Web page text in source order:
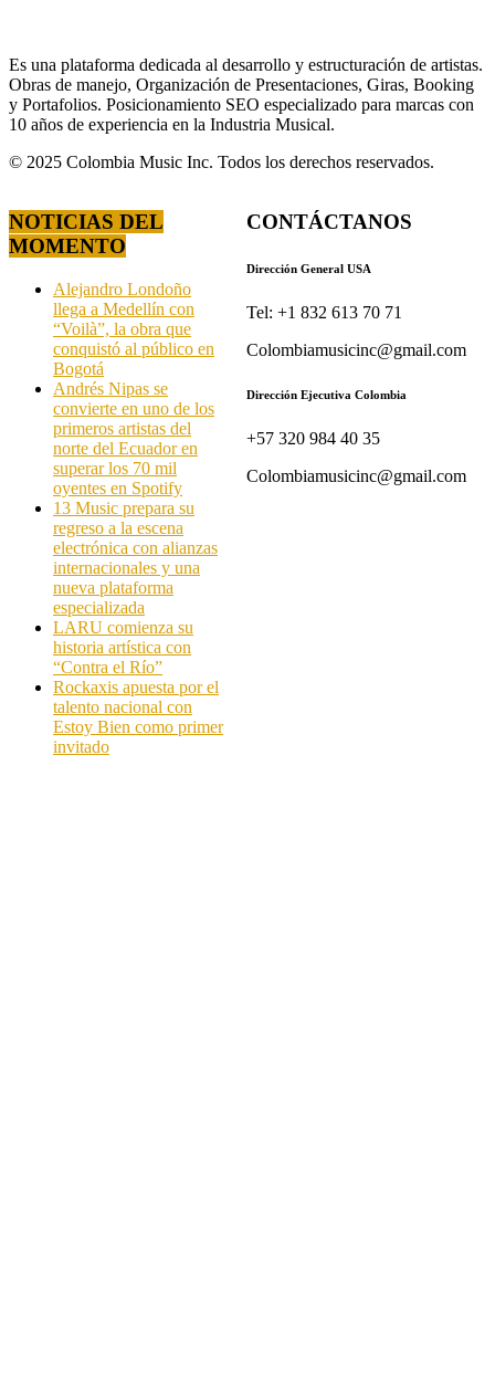
Es una plataforma dedicada al desarrollo y estructuración de artistas.
Obras de manejo, Organización de Presentaciones, Giras, Booking
y Portafolios. Posicionamiento SEO especializado para marcas con
10 años de experiencia en la Industria Musical.
© 2025 Colombia Music Inc. Todos los derechos reservados.
NOTICIAS DEL
MOMENTO
Alejandro Londoño
llega a Medellín con
“Voilà”, la obra que
conquistó al público en
Bogotá
Andrés Nipas se
convierte en uno de los
primeros artistas del
norte del Ecuador en
superar los 70 mil
oyentes en Spotify
13 Music prepara su
regreso a la escena
electrónica con alianzas
internacionales y una
nueva plataforma
especializada
LARU comienza su
historia artística con
“Contra el Río”
Rockaxis apuesta por el
talento nacional con
Estoy Bien como primer
invitado
CONTÁCTANOS
Dirección General USA
Tel: +1 832 613 70 71
Colombiamusicinc@gmail.com
Dirección Ejecutiva Colombia
+57 320 984 40 35
Colombiamusicinc@gmail.com